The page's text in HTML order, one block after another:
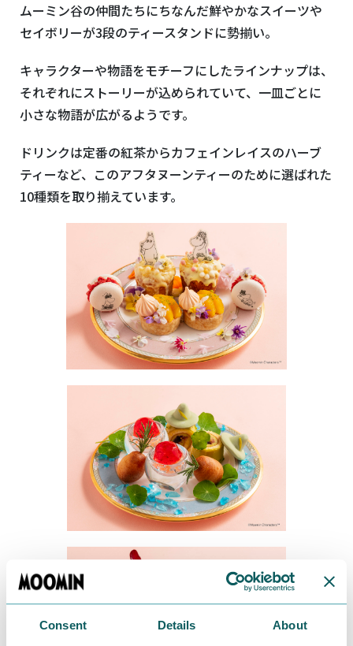
Consent Details About
ムーミン⾕の仲間たちにちなんだ鮮やかなスイーツや
セイボリーが3段のティースタンドに勢揃い。
キャラクターや物語をモチーフにしたラインナップは、
それぞれにストーリーが込められていて、⼀⽫ごとに
⼩さな物語が広がるようです。
ドリンクは定番の紅茶からカフェインレイスのハーブ
ティーなど、このアフタヌーンティーのために選ばれた
10種類を取り揃えています。